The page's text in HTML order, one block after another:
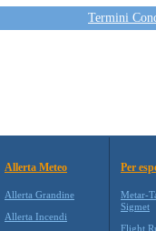
Termini
Allerta Meteo
Allerta Grandine
Allerta Incendi
Per
Metar-
Sigmet
Flight